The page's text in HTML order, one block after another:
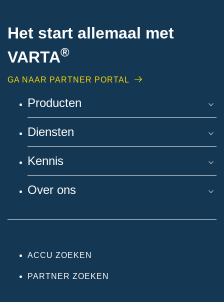
Het start allemaal met
VARTA®
GA NAAR PARTNER PORTAL
Producten
Diensten
Kennis
Over ons
ACCU ZOEKEN
PARTNER ZOEKEN